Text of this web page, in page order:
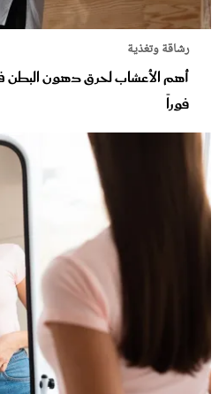
رشاقة وتغذية
أهم الأعشاب لحرق دهون البطن
فوراً